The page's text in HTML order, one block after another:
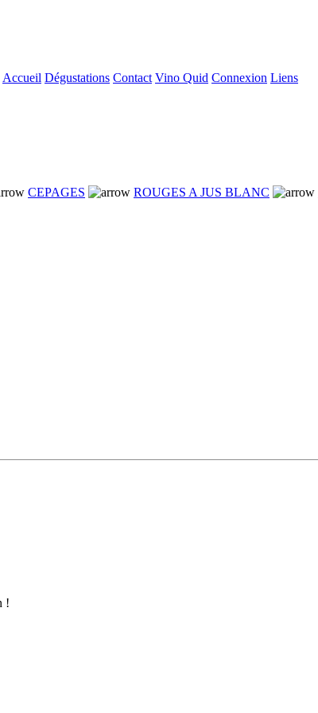
Accueil Dégustations Contact Vino Quid Connexion Liens
CEPAGES ROUGES A JUS BLANC
!